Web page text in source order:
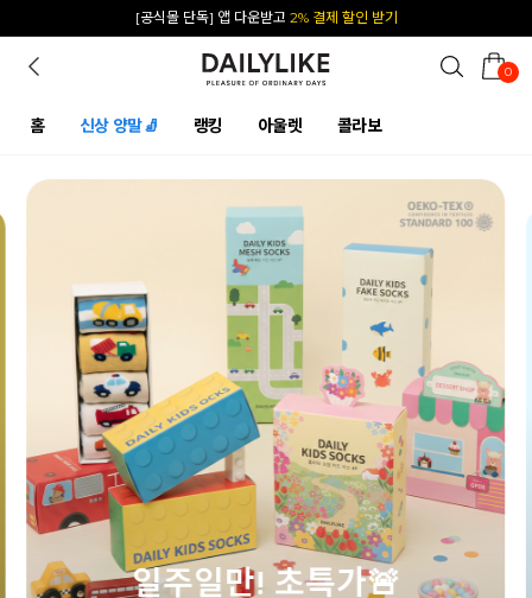
카카오 플친 추가하면1천원 즉시 할인 쿠폰
0
홈 신상 양말🧦 랭킹 아울렛 콜라보